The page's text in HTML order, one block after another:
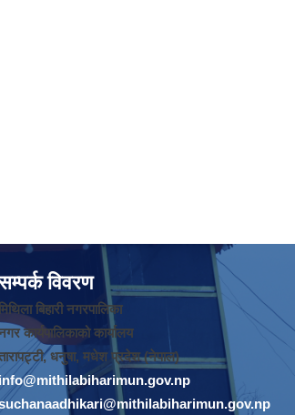
विवरण
बिहारी नगरपालिका
कार्यपालिकाको कार्यालय
धनुषा, मधेश प्रदेश (नेपाल)
info@mithilabiharimun.gov.np